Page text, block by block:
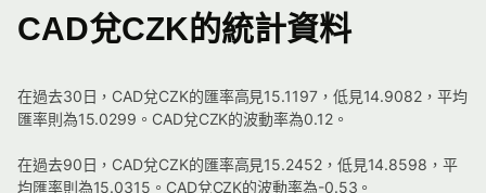
CAD兌CZK的統計資料
在過去30日，CAD兌CZK的匯率高見15.1197，低見14.9082，平均
匯率則為15.0299。CAD兌CZK的波動率為0.12。
在過去90日，CAD兌CZK的匯率高見15.2452，低見14.8598，平
均匯率則為15.0315。CAD兌CZK的波動率為-0.53。